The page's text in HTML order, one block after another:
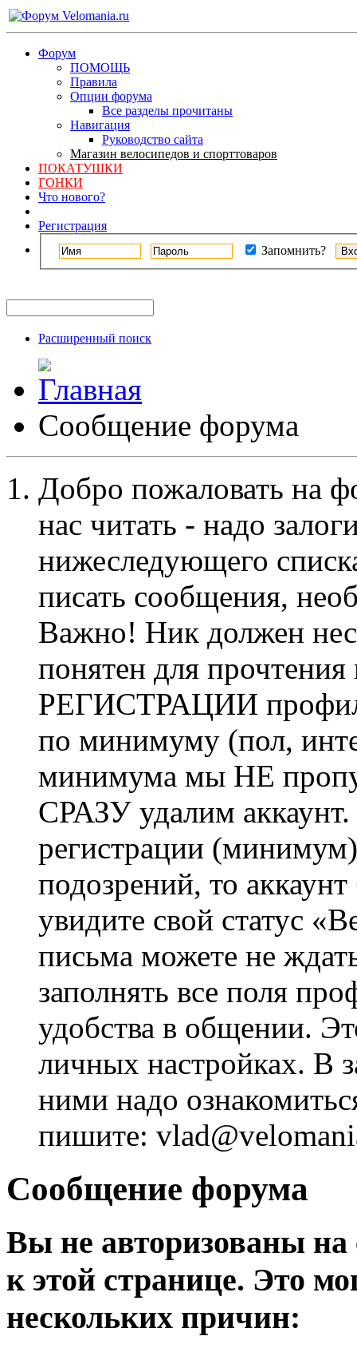
Форум
ПОМОЩЬ
Правила
Опции форума
Все разделы прочитаны
Навигация
Руководство сайта
Магазин велосипедов и спорттоваров
ПОКАТУШКИ
ГОНКИ
Что нового?
Регистрация
Запомнить?
Расширенный поиск
Сообщение форума
Добро пожаловать на
нас читать - надо
нижеследующего
писать сообщения,
Важно! Ник должен
понятен для
РЕГИСТРАЦИИ профиль
по минимуму (пол,
минимума мы НЕ
СРАЗУ удалим
регистрации
подозрений, то
увидите свой статус
письма можете не
заполнять все поля
удобства в общении.
личных настройках. В
ними надо
пишите:
Сообщение форума
Вы не авторизованы на
к этой странице. Это
нескольких причин: